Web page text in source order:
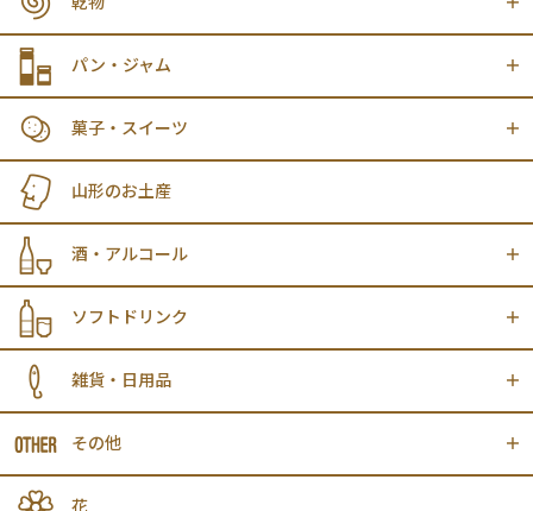
パン・ジャム
菓子・スイーツ
山形のお土産
酒・アルコール
ソフトドリンク
雑貨・日用品
その他
花